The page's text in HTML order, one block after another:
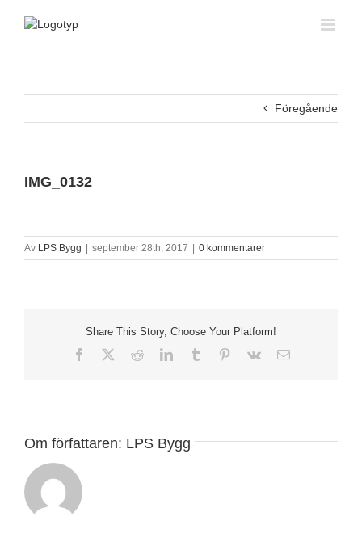
Föregående
IMG_0132
Av LPS Bygg september 28th, 2017 0 kommentarer
Share This Story, Choose Your Platform!
Facebook RedditLinkedInTumblr Pinterest
Vk
E-
Om författaren: LPS Bygg